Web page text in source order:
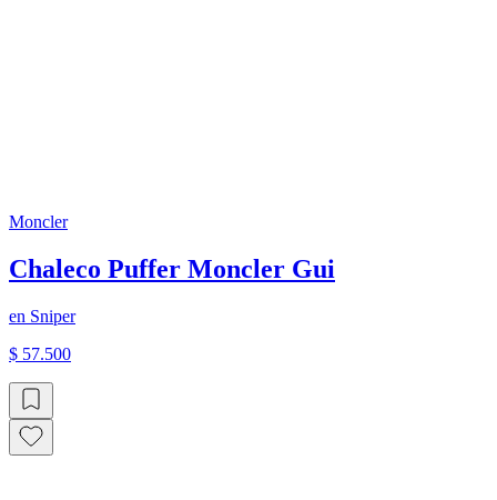
Moncler
Chaleco Puffer Moncler Gui
en Sniper
$ 57.500